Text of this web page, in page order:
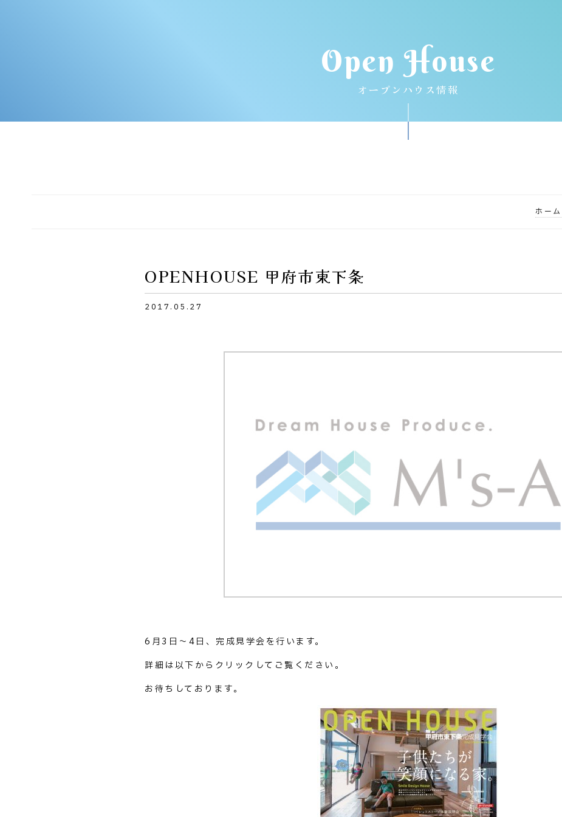
Open House
オープンハウス情報
ホーム
OPENHOUSE 甲府市東下条
2017.05.27
6月3日～4日、完成見学会を行います。
詳細は以下からクリックしてご覧ください。
お待ちしております。